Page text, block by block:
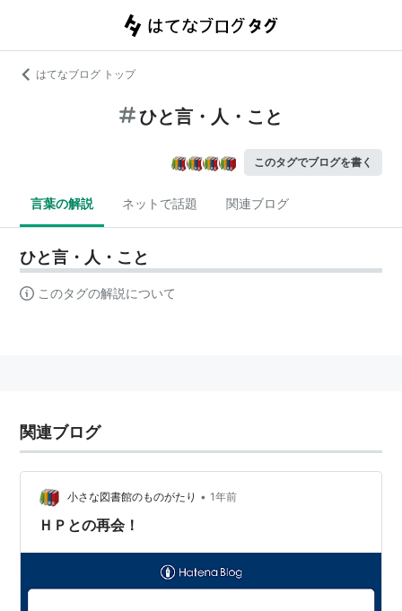
はてなブログ トップ
ひと言・人・こと
このタグでブログを書く
言葉の解説 ネットで話題 関連ブログ
ひと言・人・こと
このタグの解説について
関連ブログ
小さな図書館のものがたり • 1年前
ＨＰとの再会！